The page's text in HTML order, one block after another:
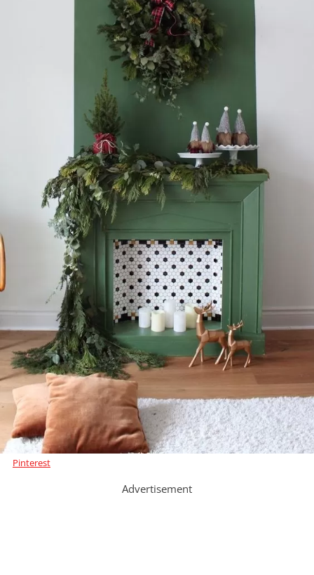
Pinterest
Advertisement